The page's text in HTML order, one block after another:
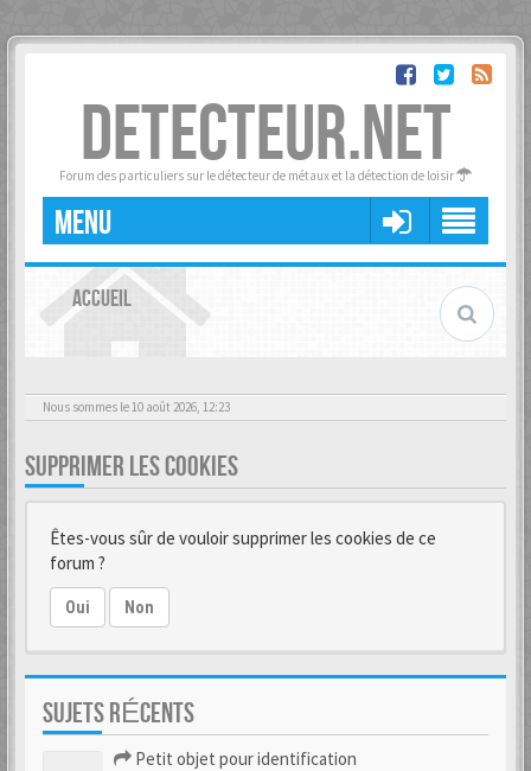
DETECTEUR.NET
Forum des particuliers sur le détecteur de métaux et la détection de loisir
MENU
ACCUEIL
Nous sommes le 10 août 2026, 12:23
SUPPRIMER LES COOKIES
Êtes-vous sûr de vouloir supprimer les cookies de ce
forum ?
Oui Non
SUJETS RÉCENTS
Petit objet pour identification